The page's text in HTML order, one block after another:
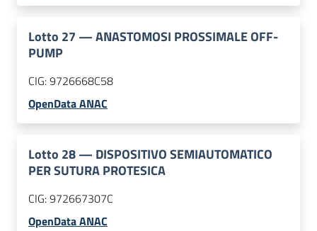
Lotto 27 —ANASTOMOSI PROSSIMALE OFF-
PUMP
CIG:9726668C58
OpenData ANAC
Lotto 28— DISPOSITIVO SEMIAUTOMATICO
PER SUTURA PROTESICA
CIG:972667307C
OpenData ANAC